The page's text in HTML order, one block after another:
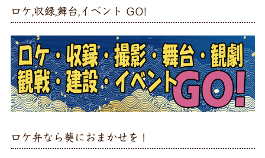
ロケ,収録,舞台,イベント GO!
ロケ弁なら葵におまかせを！